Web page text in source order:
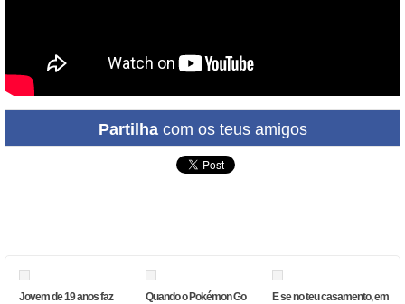
Partilhacom os teus amigos
Jovem de 19 anos faz
Quando o Pokémon Go
E se no teu casamento, em